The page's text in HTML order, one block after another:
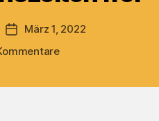
Veröffentlichungsdatum
März 1, 2022
zu